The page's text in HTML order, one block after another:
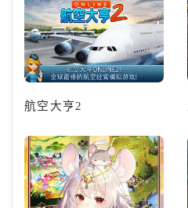
航空大亨2